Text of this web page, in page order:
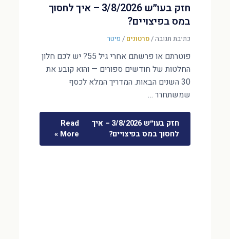
חזק בעו״ש 3/8/2026 – איך לחסוך
במס בפיצויים?
כתיבת תגובה/סרטונים / פיטר
פוטרתם או פרשתם אחרי גיל 55? יש לכם חלון
החלטות של חודשים ספורים — והוא קובע את
30 השנים הבאות. המדריך המלא לכסף
שמשתחרר …
חזק בעו״ש 3/8/2026 – איך
לחסוך במס בפיצויים?
Read
More »